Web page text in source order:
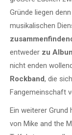
Gründe liegen
musikalischen
entweder zu
nicht enden
Rockband, die
Fangemeinschaft
Ein weiterer Grund
von Mike and the